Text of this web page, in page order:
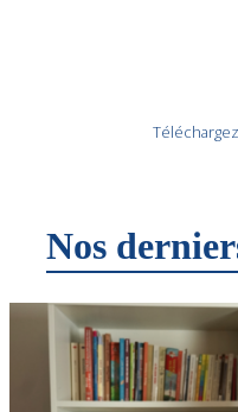
Nos